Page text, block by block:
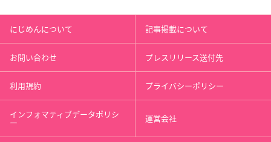
にじめんについて 記事掲載について
お問い合わせ プレスリリース送付先
利用規約 プライバシーポリシー
インフォマティブデータポリシ
ー 運営会社